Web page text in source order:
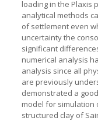
loading in the Plaxis
analytical methods
of settlement even
uncertainty the
significant
numerical analysis
analysis since all
are previously
demonstrated a
model for
structured clay of